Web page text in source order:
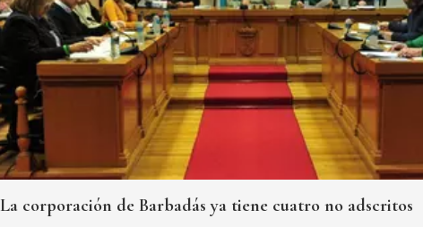
La corporación de Barbadás ya tiene cuatro no adscritos